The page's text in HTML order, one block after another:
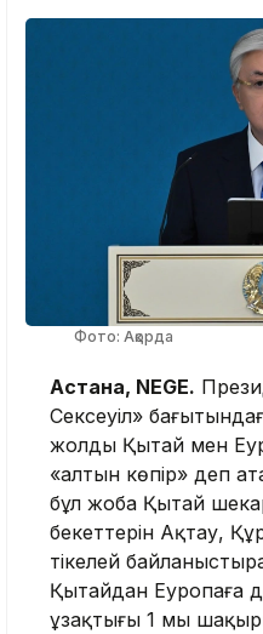
Фото: Ақорда
Астана, NEGE.
Сексеуіл»
жолды Қытай мен
«алтын көпір» деп
бұл жоба Қытай
бекеттерін Ақтау,
тікелей
Қытайдан Еуропаға
ұзақтығы 1 мың